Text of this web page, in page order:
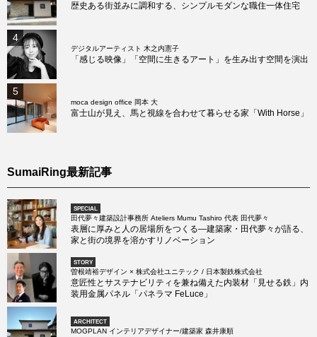
歴史ある街並みに調和する、シンプルモダンな職住一体住宅
4
デジタルアーティスト 木之内憲子
「感じる映像」「空間に生きるアート」を生み出す空間を演出
5
moca design office 岡本 大
富士山が見え、馬と視線を合わせて暮らせる家「With Horse」
SumaiRing最新記事
SPECIAL
田代夢々建築設計事務所 Ateliers Mumu Tashiro 代表 田代夢々
表層に厚みと人の居場所をつくる―建築家・田代夢々が語る、
家と街の境界を溶かすリノベーション
STORY
曽根靖裕デザイン × 株式会社ユニテック / 日本製鉄株式会社
意匠性とサステナビリティを兼ね備えた内装材「見せる鉄」内
装用金属パネル「パネラマ FeLuce」
ARCHITECT
MOGPLAN インテリアデザイナー/建築家 森井康順